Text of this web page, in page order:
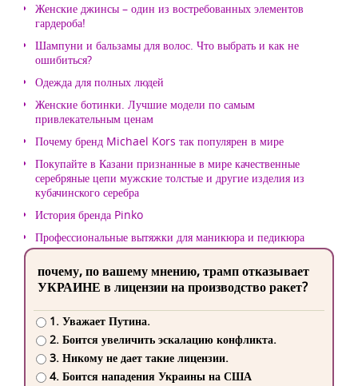
Женские джинсы – один из востребованных элементов
гардероба!
Шампуни и бальзамы для волос. Что выбрать и как не
ошибиться?
Одежда для полных людей
Женские ботинки. Лучшие модели по самым
привлекательным ценам
Почему бренд Michael Kors так популярен в мире
Покупайте в Казани признанные в мире качественные
серебряные цепи мужские толстые и другие изделия из
кубачинского серебра
История бренда Pinko
Профессиональные вытяжки для маникюра и педикюра
почему, по вашему мнению, трамп отказывает
УКРАИНЕ в лицензии на производство ракет?
1. Уважает Путина.
2. Боится увеличить эскалацию конфликта.
3. Никому не дает такие лицензии.
4. Боится нападения Украины на США